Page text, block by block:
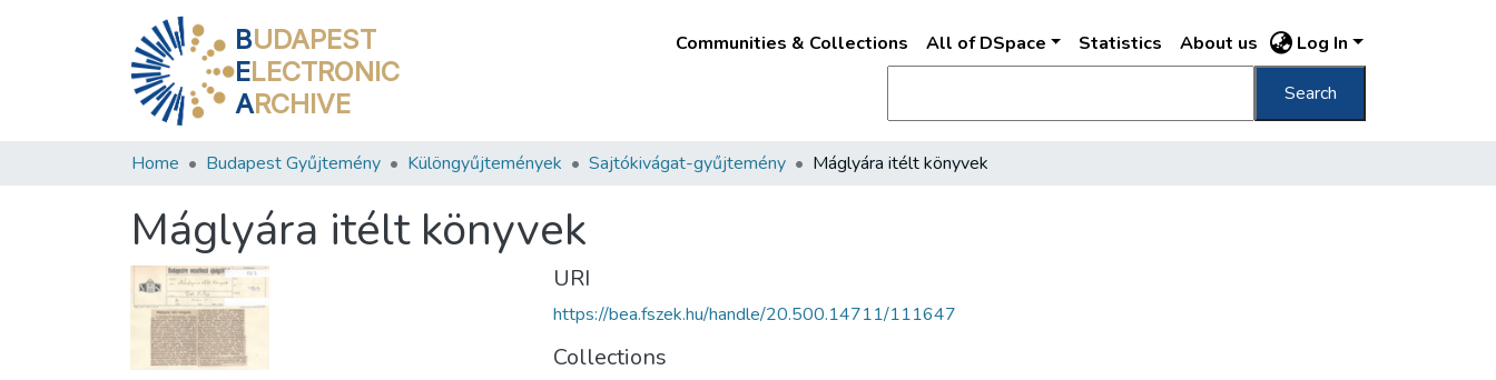
BUDAPEST
ELECTRONIC
ARCHIVE
Communities & Collections All of DSpace Statistics About us Log In
Search
Home Budapest Gyűjtemény Különgyűjtemények Sajtókivágat-gyűjtemény Máglyára itélt könyvek
Máglyára itélt könyvek
URI
https://bea.fszek.hu/handle/20.500.14711/111647
Collections